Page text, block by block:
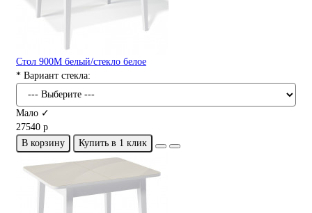
Стол 900М белый/стекло белое
* Вариант стекла:
Мало ✓
27540 р
В корзину
Купить в 1 клик